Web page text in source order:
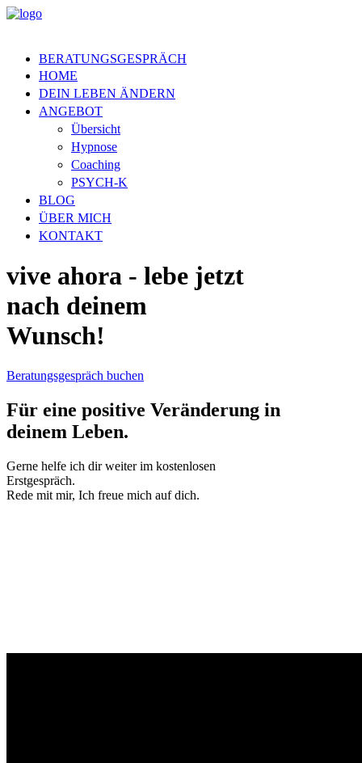
BERATUNGSGESPRÄCH
HOME
DEIN LEBEN ÄNDERN
ANGEBOT
Übersicht
Hypnose
Coaching
PSYCH-K
BLOG
ÜBER MICH
KONTAKT
vive ahora - lebe jetzt
nach deinem
Wunsch!
Beratungsgespräch buchen
Für eine positive Veränderung in
deinem Leben.
Gerne helfe ich dir weiter im kostenlosen
Erstgespräch.
Rede mit mir, Ich freue mich auf dich.